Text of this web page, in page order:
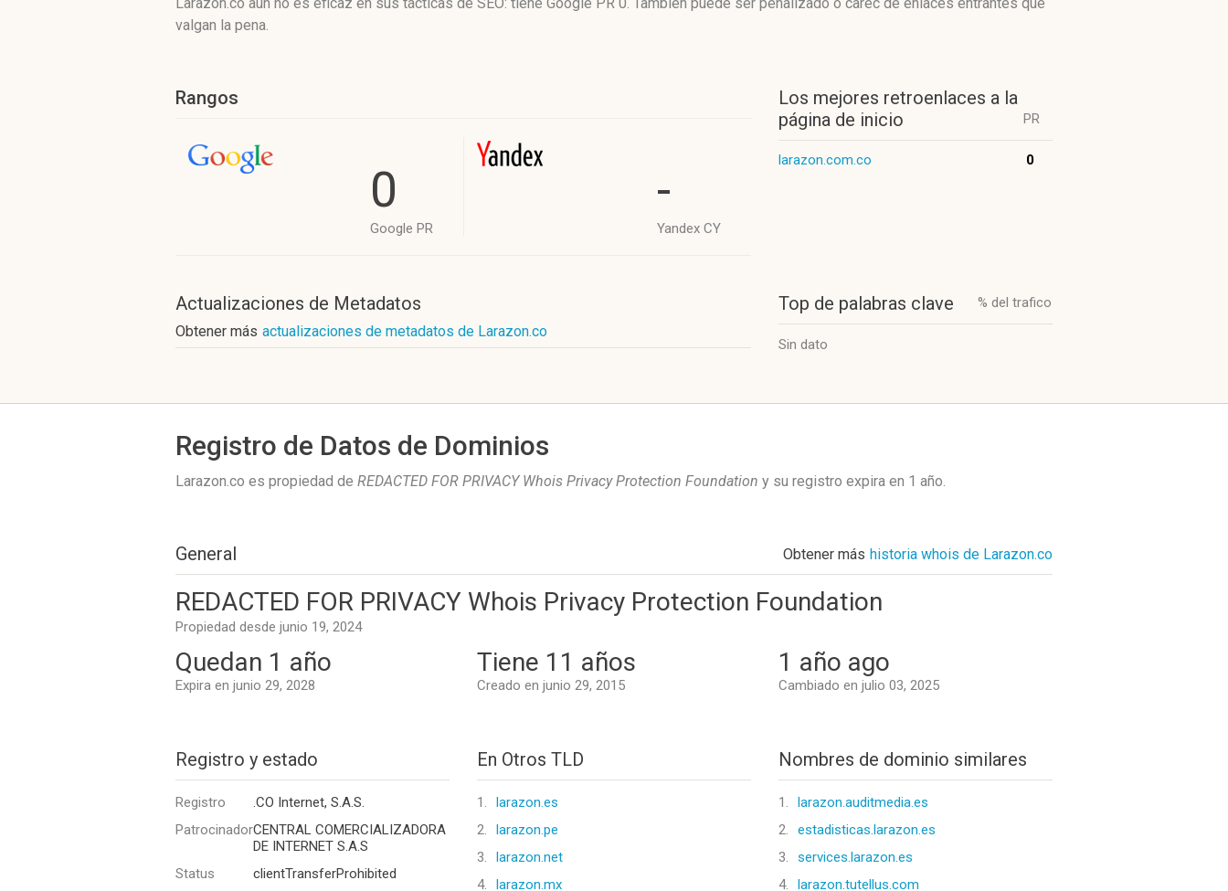
valgan la pena.
Rangos
0
Google PR
-
Yandex CY
Actualizaciones de Metadatos
Obtener más actualizaciones de metadatos de Larazon.co
Los mejores retroenlaces a la
página de inicio
PR
larazon.com.co 0
Top de palabras clave % del trafico
Sin dato
Registro de Datos de Dominios
Larazon.co es propiedad de REDACTED FOR PRIVACY Whois Privacy Protection Foundation y su registro expira en 1 año.
General Obtener más historia whois de Larazon.co
REDACTED FOR PRIVACY Whois Privacy Protection Foundation
Propiedad desde junio 19, 2024
Quedan 1 año
Expira en junio 29, 2028
Tiene 11 años
Creado en junio 29, 2015
1 año ago
Cambiado en julio 03, 2025
Registro y estado
Registro
.CO Internet, S.A.S.
PatrocinadorCENTRAL COMERCIALIZADORA
DE INTERNET S.A.S
Status
clientTransferProhibited
En Otros TLD
1.
larazon.es
2.
larazon.pe
3.
larazon.net
4.
larazon.mx
Nombres de dominio similares
1.
larazon.auditmedia.es
2.
estadisticas.larazon.es
3.
services.larazon.es
4.
larazon.tutellus.com